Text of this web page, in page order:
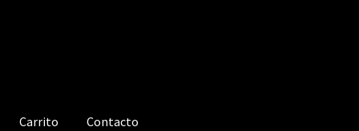
Carrito Contacto